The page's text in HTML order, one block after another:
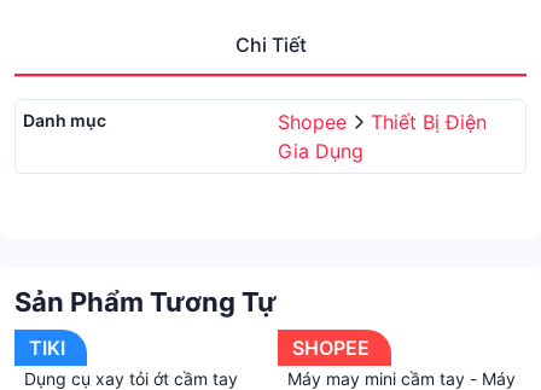
Chi Tiết
Danh mục Shopee
Thiết Bị Điện
Gia Dụng
Sản Phẩm Tương Tự
TIKI
Dụng cụ xay tỏi ớt cầm tay
SHOPEE
Máy may mini cầm tay - Máy